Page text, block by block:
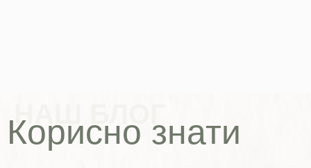
НАШ БЛОГ
Корисно знати